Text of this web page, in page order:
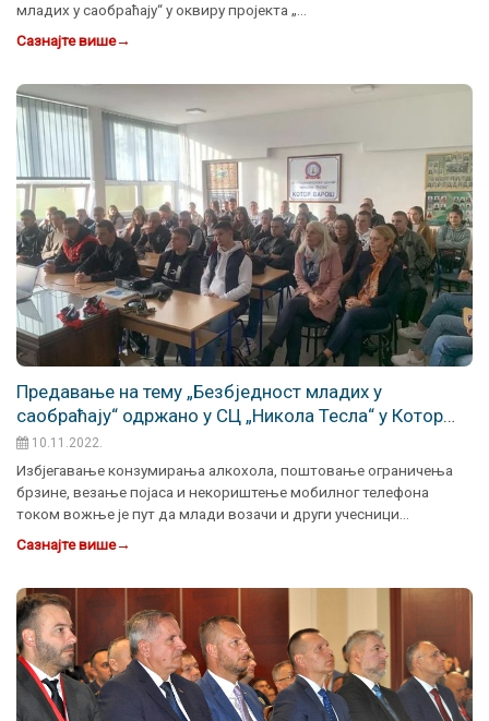
младих у саобраћају“ у оквиру пројекта „…
Сазнајте више→
Предавање на тему „Безбједност младих у
саобраћају“ одржано у СЦ „Никола Тесла“ у Котор
Варошу
10.11.2022.
Избјегавање конзумирања алкохола, поштовање ограничења
брзине, везање појаса и некориштење мобилног телефона
током вожње је пут да млади возачи и други учесници…
Сазнајте више→